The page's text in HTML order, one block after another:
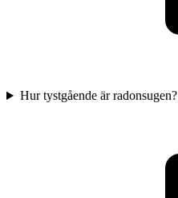
Hur tystgående är radonsugen?